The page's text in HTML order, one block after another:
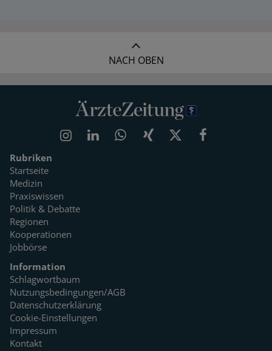
NACH OBEN
Rubriken
Startseite
Medizin
Praxiswissen
Politik & Debatte
Regionen
Kooperationen
Jobbörse
Information
Schlagwortbaum
Nutzungsbedingungen/AGB
Datenschutzerklärung
Cookie-Einstellungen
Impressum
Kontakt